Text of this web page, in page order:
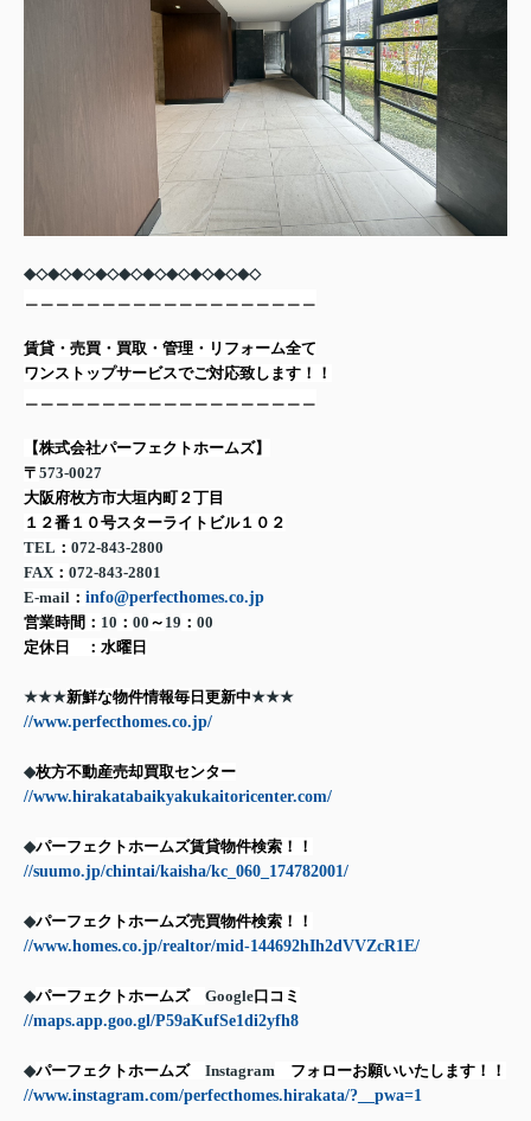
◆◇◆◇◆◇◆◇◆◇◆◇◆◇◆◇◆◇◆◇
賃貸・売買・買取・管理・リフォーム全て
ワンストップサービスでご対応致します！！
【株式会社パーフェクトホームズ】
〒 573-0027
大阪府枚方市大垣内町２丁目
１２番１０号スターライトビル１０２
TEL ： 072-843-2800
FAX ： 072-843-2801
E-mail ： info@perfecthomes.co.jp
営業時間： 10 ： 00 ～ 19 ： 00
定休日 ：水曜日
★★★新鮮な物件情報毎日更新中★★★
//www.perfecthomes.co.jp/
◆枚方不動産売却買取センター
//www.hirakatabaikyakukaitoricenter.com/
◆パーフェクトホームズ賃貸物件検索！！
//suumo.jp/chintai/kaisha/kc_060_174782001/
◆パーフェクトホームズ売買物件検索！！
//www.homes.co.jp/realtor/mid-144692hIh2dVVZcR1E/
◆パーフェクトホームズ Google口コミ
//maps.app.goo.gl/P59aKufSe1di2yfh8
◆パーフェクトホームズ Instagram フォローお願いいたします！！
//www.instagram.com/perfecthomes.hirakata/?__pwa=1